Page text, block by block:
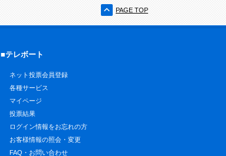
PAGE TOP
■テレボート
ネット投票会員登録
各種サービス
マイページ
投票結果
ログイン情報をお忘れの方
お客様情報の照会・変更
FAQ・お問い合わせ